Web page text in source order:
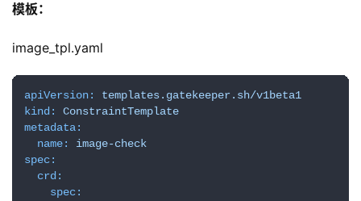
模板：
image_tpl.yaml
apiVersion:
templates.gatekeeper.sh/v1beta1
kind:
ConstraintTemplate
metadata:
name:
image-check
spec:
crd:
spec: